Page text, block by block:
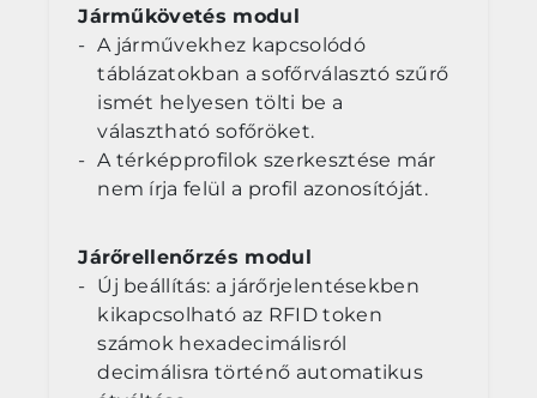
Járműkövetés modul
A járművekhez kapcsolódó
táblázatokban a sofőrválasztó szűrő
ismét helyesen tölti be a
választható sofőröket.
A térképprofilok szerkesztése már
nem írja felül a profil azonosítóját.
Járőrellenőrzés modul
Új beállítás: a járőrjelentésekben
kikapcsolható az RFID token
számok hexadecimálisról
decimálisra történő automatikus